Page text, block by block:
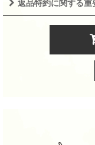
返品特約に関する重